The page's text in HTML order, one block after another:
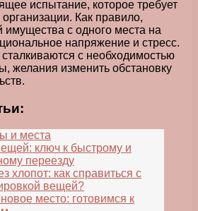
испытание, которое требует
Как правило,
имущества с одного места на
напряжение и стресс.
с необходимостью
желания изменить обстановку
и места
ключ к быстрому и
переезду
хлопот: как справиться с
вещей?
место: готовимся к